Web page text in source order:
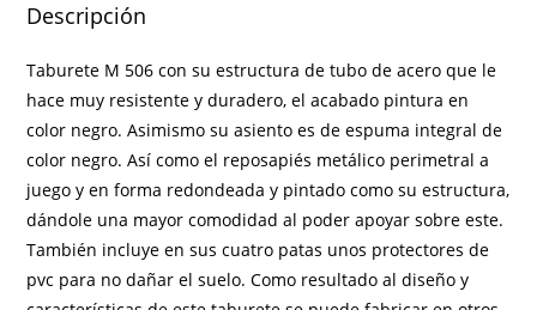
Descripción
Taburete M 506 con su estructura de tubo de acero que le
hace muy resistente y duradero, el acabado pintura en
color negro. Asimismo su asiento es de espuma integral de
color negro. Así como el reposapiés metálico perimetral a
juego y en forma redondeada y pintado como su estructura,
dándole una mayor comodidad al poder apoyar sobre este.
También incluye en sus cuatro patas unos protectores de
pvc para no dañar el suelo. Como resultado al diseño y